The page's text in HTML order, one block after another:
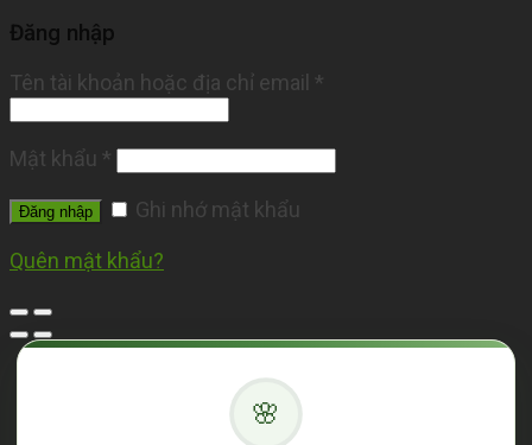
Đăng nhập
Tên tài khoản hoặc địa chỉ email *
Mật khẩu *
Đăng nhập Ghi nhớ mật khẩu
Quên mật khẩu?
🌸